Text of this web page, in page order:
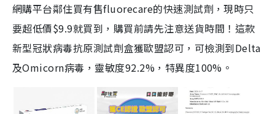
網購平台鄰住買有售fluorecare的快速測試劑，現時只
要超低價$9.9就買到，購買前請先注意送貨時間！這款
新型冠狀病毒抗原測試劑盒獲歐盟認可，可檢測到Delta
及Omicorn病毒，靈敏度92.2%，特異度100%。